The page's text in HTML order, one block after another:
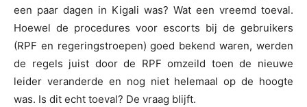
een paar dagen in Kigali was? Wat een vreemd toeval.
Hoewel de procedures voor escorts bij de gebruikers
(RPF en regeringstroepen) goed bekend waren, werden
de regels juist door de RPF omzeild toen de nieuwe
leider veranderde en nog niet helemaal op de hoogte
was. Is dit echt toeval? De vraag blijft.